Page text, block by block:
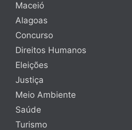
Maceió
Alagoas
Concurso
Direitos Humanos
Eleições
Justiça
Meio Ambiente
Saúde
Turismo